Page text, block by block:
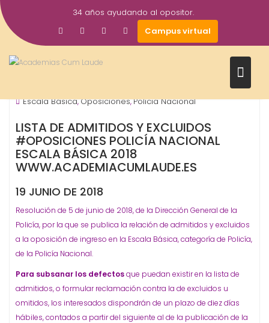
Saltar
al
contenido
34 años ayudando al opositor.
Campus virtual
Jun
2018
academiacumlaudeoposiciones
Prensa
Escala Básica,Oposiciones,Policia Nacional
LISTA DE ADMITIDOS Y EXCLUIDOS
#OPOSICIONES POLICÍA NACIONAL
ESCALA BÁSICA 2018
WWW.ACADEMIACUMLAUDE.ES
19 JUNIO DE 2018
Resolución de 5 de junio de 2018, de la Dirección General de la
Policía, por la que se publica la relación de admitidos y excluidos
a la oposición de ingreso en la Escala Básica, categoría de Policía,
de la Policía Nacional.
Para subsanar los defectosque puedan existir en la lista de
admitidos, o formular reclamación contra la de excluidos u
omitidos, los interesados dispondrán de un plazo de diez días
hábiles, contados a partir del siguiente al de la publicación de la